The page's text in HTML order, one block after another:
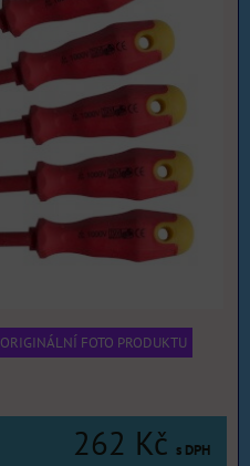
ORIGINÁLNÍ FOTO PRODUKTU
262 Kč s DPH